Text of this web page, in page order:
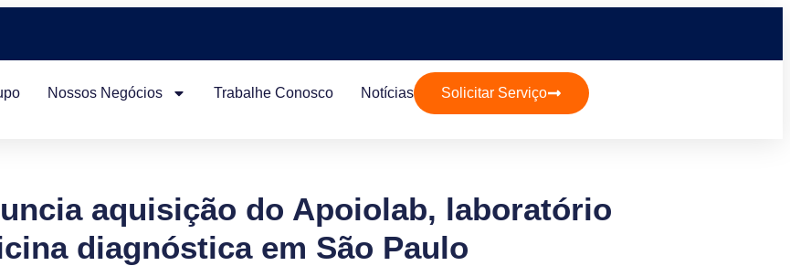
Nossos Negócios Trabalhe Conosco Notícias Solicitar Serviço
aquisição do Apoiolab, laboratório
diagnóstica em São Paulo